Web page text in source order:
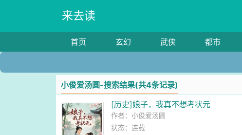
来去读
首页 玄幻 武侠 都市
小俊爱汤圆-搜索结果(共4条记录)
[历史]娘子，我真不想考状元
作者： 小俊爱汤圆
状态：连载